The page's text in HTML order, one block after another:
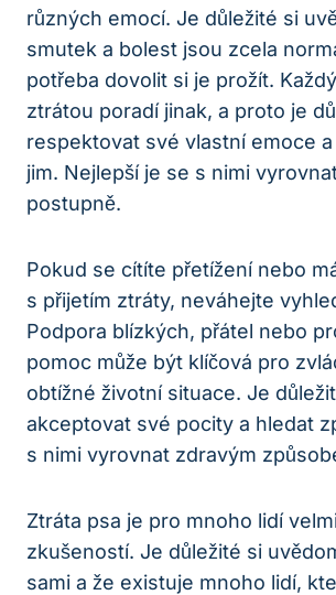
různých emocí. Je důležité si
smutek a bolest jsou zcela
potřeba dovolit si je prožít.
ztrátou poradí jinak, a proto je
respektovat své vlastní emoce
jim. Nejlepší je se s nimi
postupně.
Pokud se cítíte přetížení nebo
s přijetím ztráty, neváhejte
Podpora blízkých, přátel nebo
pomoc může být klíčová pro
obtížné životní situace. Je
akceptovat své pocity a hledat
s nimi vyrovnat zdravým
Ztráta psa je pro mnoho lidí
zkušeností. Je důležité si
sami a že existuje mnoho lidí,